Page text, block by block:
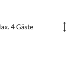
4 Gäste